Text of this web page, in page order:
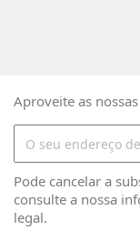
Aproveite as
Pode cancelar a
consulte a nossa
legal.